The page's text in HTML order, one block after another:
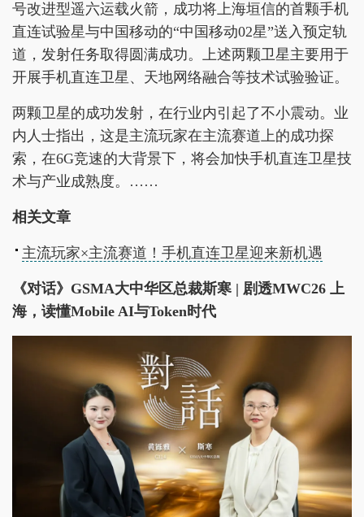
号改进型遥六运载火箭，成功将上海垣信的首颗手机
直连试验星与中国移动的“中国移动02星”送入预定轨
道，发射任务取得圆满成功。上述两颗卫星主要用于
开展手机直连卫星、天地网络融合等技术试验验证。
两颗卫星的成功发射，在行业内引起了不小震动。业
内人士指出，这是主流玩家在主流赛道上的成功探
索，在6G竞速的大背景下，将会加快手机直连卫星技
术与产业成熟度。……
相关文章
主流玩家×主流赛道！手机直连卫星迎来新机遇
《对话》GSMA大中华区总裁斯寒 | 剧透MWC26 上
海，读懂Mobile AI与Token时代